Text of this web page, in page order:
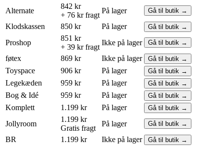
Alternate
842 kr
+ 76 kr fragt
På lager Gå til butik →
Klodskassen 850 kr På lager Gå til butik →
Proshop
851 kr
+ 39 kr fragt
Ikke på lager Gå til butik →
føtex 869 kr Ikke på lager Gå til butik →
Toyspace 906 kr På lager Gå til butik →
Legekæden 959 kr På lager Gå til butik →
Bog & Idé 959 kr På lager Gå til butik →
Komplett 1.199 kr På lager Gå til butik →
Jollyroom
1.199 kr
Gratis fragt
På lager Gå til butik →
BR 1.199 kr Ikke på lager Gå til butik →